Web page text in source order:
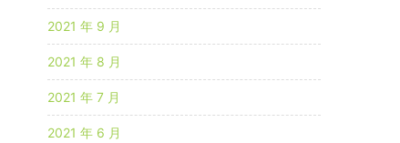
2021 年 9 月
2021 年 8 月
2021 年 7 月
2021 年 6 月